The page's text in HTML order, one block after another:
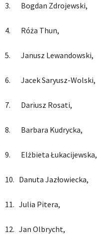
3. Bogdan Zdrojewski,
4. Róża Thun,
5. Janusz Lewandowski,
6. Jacek Saryusz-Wolski,
7. Dariusz Rosati,
8. Barbara Kudrycka,
9. Elżbieta Łukacijewska,
10. Danuta Jazłowiecka,
11. Julia Pitera,
12. Jan Olbrycht,